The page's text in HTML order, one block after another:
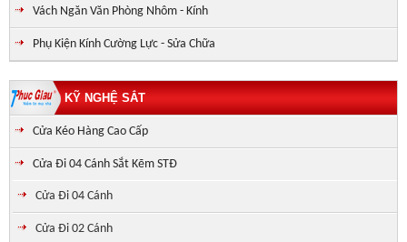
Vách Ngăn Văn Phòng Nhôm - Kính
Phụ Kiện Kính Cường Lực - Sửa Chữa
KỸ NGHỆ SẮT
Cửa Kéo Hàng Cao Cấp
Cửa Đi 04 Cánh Sắt Kẽm STĐ
Cửa Đi 04 Cánh
Cửa Đi 02 Cánh